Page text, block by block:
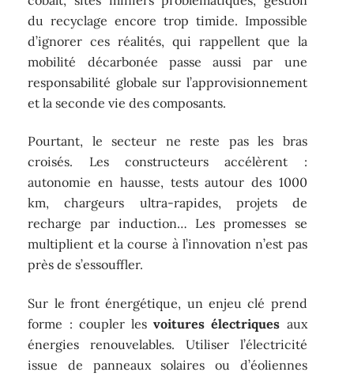
du recyclage encore trop timide. Impossible
d’ignorer ces réalités, qui rappellent que la
mobilité décarbonée passe aussi par une
responsabilité globale sur l’approvisionnement
et la seconde vie des composants.
Pourtant, le secteur ne reste pas les bras
croisés. Les constructeurs accélèrent :
autonomie en hausse, tests autour des 1000
km, chargeurs ultra-rapides, projets de
recharge par induction… Les promesses se
multiplient et la course à l’innovation n’est pas
près de s’essouffler.
Sur le front énergétique, un enjeu clé prend
forme : coupler lesvoitures électriques aux
énergies renouvelables. Utiliser l’électricité
issue de panneaux solaires ou d’éoliennes